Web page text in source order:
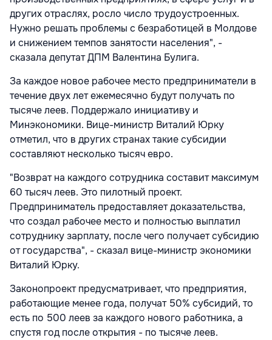
других отраслях, росло число трудоустроенных.
Нужно решать проблемы с безработицей в Молдове
и снижением темпов занятости населения", -
сказала депутат ДПМ Валентина Булига.
За каждое новое рабочее место предприниматели в
течение двух лет ежемесячно будут получать по
тысяче леев. Поддержало инициативу и
Минэкономики. Вице-министр Виталий Юрку
отметил, что в других странах такие субсидии
составляют несколько тысяч евро.
"Возврат на каждого сотрудника составит максимум
60 тысяч леев. Это пилотный проект.
Предприниматель предоставляет доказательства,
что создал рабочее место и полностью выплатил
сотруднику зарплату, после чего получает субсидию
от государства", - сказал вице-министр экономики
Виталий Юрку.
Законопроект предусматривает, что предприятия,
работающие менее года, получат 50% субсидий, то
есть по 500 леев за каждого нового работника, а
спустя год после открытия - по тысяче леев.